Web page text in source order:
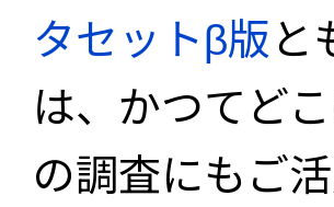
タセットβ版と
は、かつてど
の調査にもご